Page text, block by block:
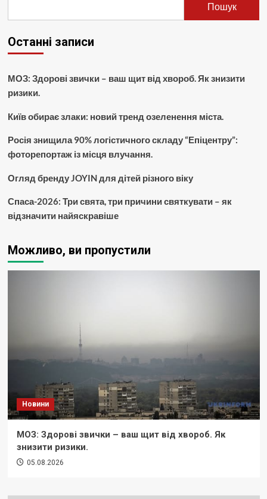
Пошук
Останні записи
МОЗ: Здорові звички – ваш щит від хвороб. Як знизити
ризики.
Київ обирає злаки: новий тренд озеленення міста.
Росія знищила 90% логістичного складу “Епіцентру”:
фоторепортаж із місця влучання.
Огляд бренду JOYIN для дітей різного віку
Спаса-2026: Три свята, три причини святкувати – як
відзначити найяскравіше
Можливо, ви пропустили
Новини
МОЗ: Здорові звички – ваш щит від хвороб. Як
знизити ризики.
05.08.2026